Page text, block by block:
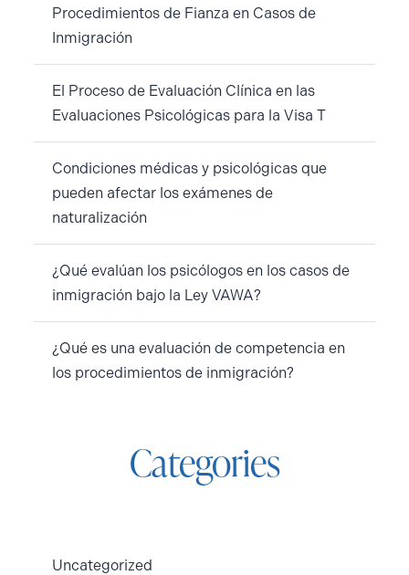
Procedimientos de Fianza en Casos de
Inmigración
El Proceso de Evaluación Clínica en las
Evaluaciones Psicológicas para la Visa T
Condiciones médicas y psicológicas que
pueden afectar los exámenes de
naturalización
¿Qué evalúan los psicólogos en los casos de
inmigración bajo la Ley VAWA?
¿Qué es una evaluación de competencia en
los procedimientos de inmigración?
Categories
Uncategorized